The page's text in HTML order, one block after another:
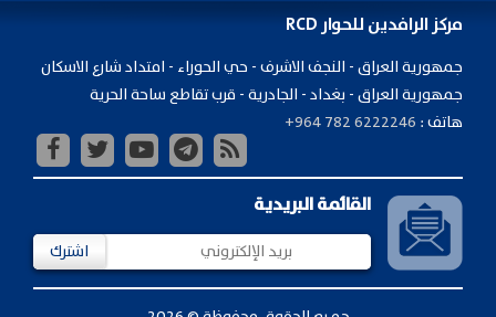
مركز الرافدين للحوار RCD
جمهورية ​العراق - النجف الاشرف - حي الحوراء - امتداد شارع الاسكان
جمهورية العراق - بغداد - الجادرية - قرب تقاطع ساحة الحرية
هاتف : +964 782 6222246
القائمة البريدية
اشترك